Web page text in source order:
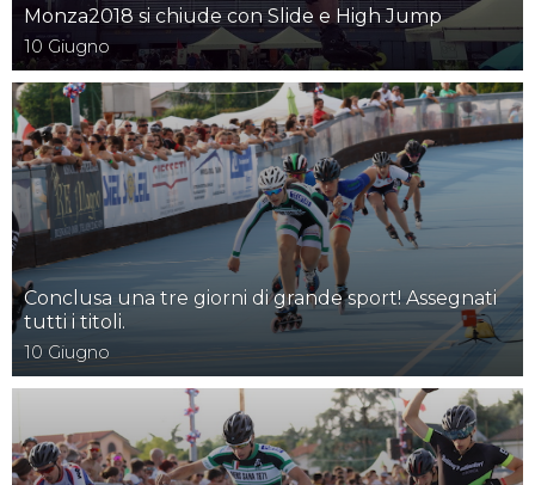
Monza2018 si chiude con Slide e High Jump
10 Giugno
Conclusa una tre giorni di grande sport! Assegnati
tutti i titoli.
10 Giugno